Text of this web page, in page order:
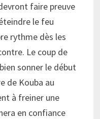
faire preuve
le feu
rythme dès les
Le coup de
sonner le début
de Kouba au
à freiner une
en confiance